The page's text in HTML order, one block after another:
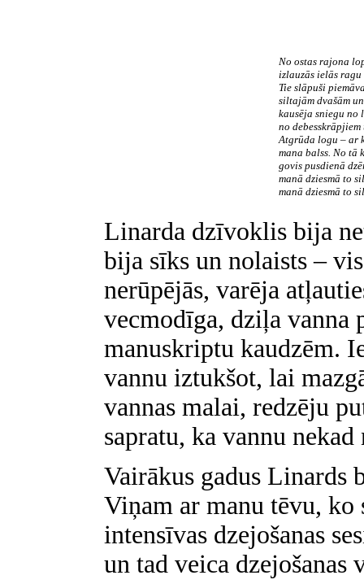
No ostas rajona
izlauzās ielās
Tie slāpuši
siltajām dvašām
kausēja sniegu no
no
Atgrūda logu – ar
mana balss. No tā
govis pusdienā
manā dziesmā to
manā dziesmā to
Linarda dzīvoklis bija
bija sīks un nolaists –
nerūpējās, varēja
vecmodīga, dziļa vanna
manuskriptu kaudzēm.
vannu iztukšot, lai
vannas malai, redzēju
sapratu, ka vannu
Vairākus gadus Linards
Viņam ar manu tēvu, ko
intensīvas dzejošanas
un tad veica